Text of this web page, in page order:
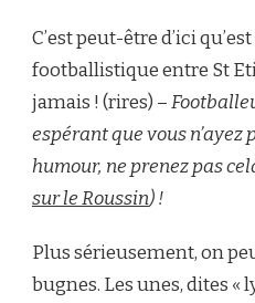
C’est peut-être d’ici
footballistique entre St
jamais ! (rires) –
espérant que vous n’ayez
humour, ne prenez pas
sur le Roussin) !
Plus sérieusement, on
bugnes. Les unes, dites «